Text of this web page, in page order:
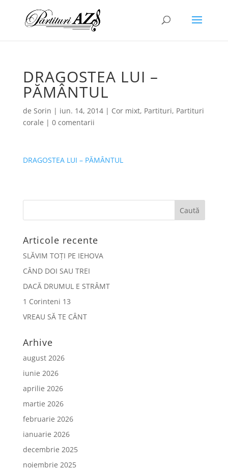
DRAGOSTEA LUI –
PĂMÂNTUL
de Sorin | iun. 14, 2014| Cor mixt, Partituri, Partituri
corale | 0 comentarii
DRAGOSTEA LUI – PĂMÂNTUL
Articole recente
SLĂVIM TOȚI PE IEHOVA
CÂND DOI SAU TREI
DACĂ DRUMUL E STRÂMT
1 Corinteni 13
VREAU SĂ TE CÂNT
Arhive
august 2026
iunie 2026
aprilie 2026
martie 2026
februarie 2026
ianuarie 2026
decembrie 2025
noiembrie 2025